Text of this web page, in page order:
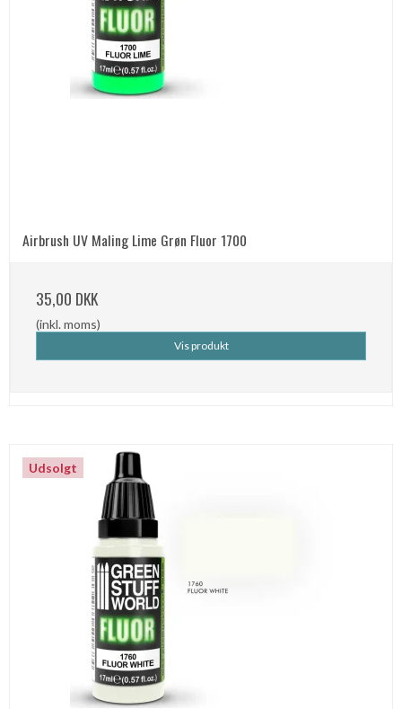
Airbrush UV Maling Lime Grøn Fluor 1700
35,00 DKK
(inkl. moms)
Vis produkt
Udsolgt